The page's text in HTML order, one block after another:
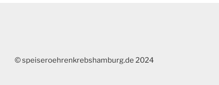
© speiseroehrenkrebshamburg.de 2024